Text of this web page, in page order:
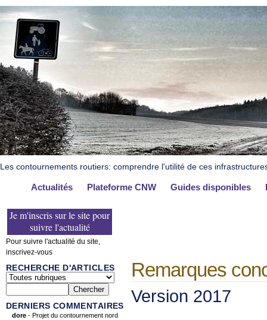
Les contournements routiers: comprendre l'utilité de ces
Actualités Plateforme CNW Guides disponibles
Je m'inscris sur le site pour
suivre l'actualité
Pour suivre l'actualité du site,
inscrivez-vous
RECHERCHE D'ARTICLES
DERNIERS COMMENTAIRES
dore - Projet du contournement nord
Remarques
Version 2017